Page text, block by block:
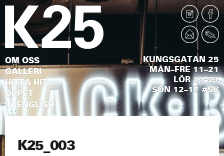
KUNGSGATAN 25
MÅN–FRE 11–21
LÖR 11–21
SÖN 12–17 #SC
OM OSS
GALLERI
HITTA HIT
ÖPPET
IN ENGLISH
K25_003